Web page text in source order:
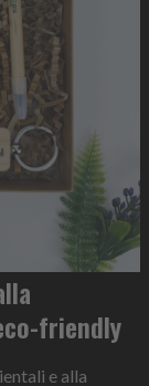
friendly
e alla